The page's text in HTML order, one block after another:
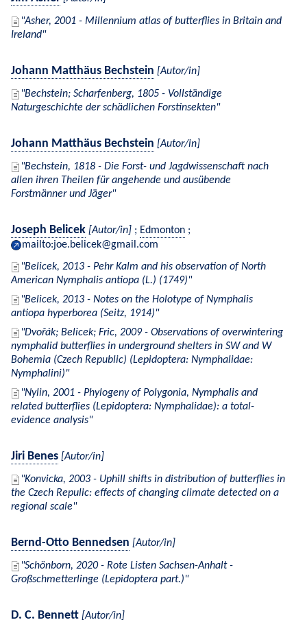
Asher, 2001 - Millennium atlas of butterflies in Britain and
Ireland
Johann Matthäus Bechstein [Autor/in]
Bechstein; Scharfenberg, 1805 - Vollständige
Naturgeschichte der schädlichen Forstinsekten
Johann Matthäus Bechstein [Autor/in]
Bechstein, 1818 - Die Forst- und Jagdwissenschaft nach
allen ihren Theilen für angehende und ausübende
Forstmänner und Jäger
Joseph Belicek [Autor/in] ; Edmonton ;
mailto:joe.belicek@gmail.com
Belicek, 2013 - Pehr Kalm and his observation of North
American Nymphalis antiopa (L.) (1749)
Belicek, 2013 - Notes on the Holotype of Nymphalis
antiopa hyperborea (Seitz, 1914)
Dvořák; Belicek; Fric, 2009 - Observations of overwintering
nymphalid butterflies in underground shelters in SW and W
Bohemia (Czech Republic) (Lepidoptera: Nymphalidae:
Nymphalini)
Nylin, 2001 - Phylogeny of Polygonia, Nymphalis and
related butterflies (Lepidoptera: Nymphalidae): a total-
evidence analysis
Jiri Benes [Autor/in]
Konvicka, 2003 - Uphill shifts in distribution of butterflies in
the Czech Repulic: effects of changing climate detected on a
regional scale
Bernd-Otto Bennedsen [Autor/in]
Schönborn, 2020 - Rote Listen Sachsen-Anhalt -
Großschmetterlinge (Lepidoptera part.)
D. C. Bennett [Autor/in]